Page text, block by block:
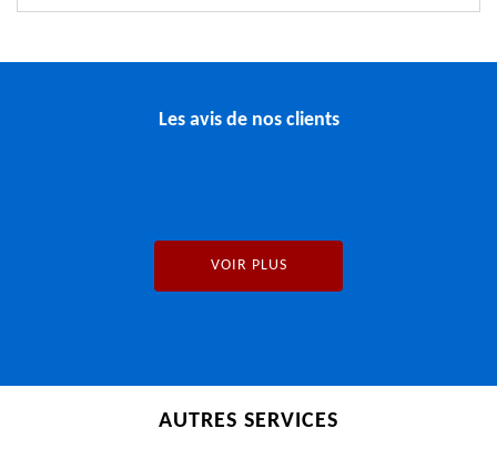
Les avis de nos clients
VOIR PLUS
AUTRES SERVICES